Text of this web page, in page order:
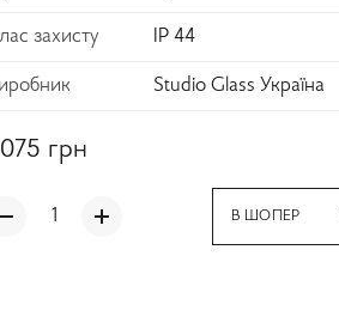
захисту IP 44
Studio Glass Україна
грн
В ШОПЕР